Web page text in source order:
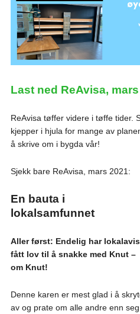
Last ned ReAvisa,
ReAvisa tøffer videre i tøffe tider.
kjepper i hjula for mange av
å skrive om i bygda vår!
Sjekk bare ReAvisa, mars 2021:
En bauta i
lokalsamfunnet
Aller først: Endelig har
fått lov til å snakke med Knut –
om Knut!
Denne karen er mest glad i å
av og prate om alle andre enn seg